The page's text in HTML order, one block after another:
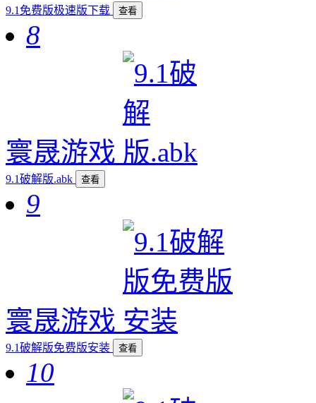
9.1免费版极速版下载 查看
8
寰晟游戏
9.1破解版.abk 查看
9
寰晟游戏
9.1破解版免费版安装 查看
10